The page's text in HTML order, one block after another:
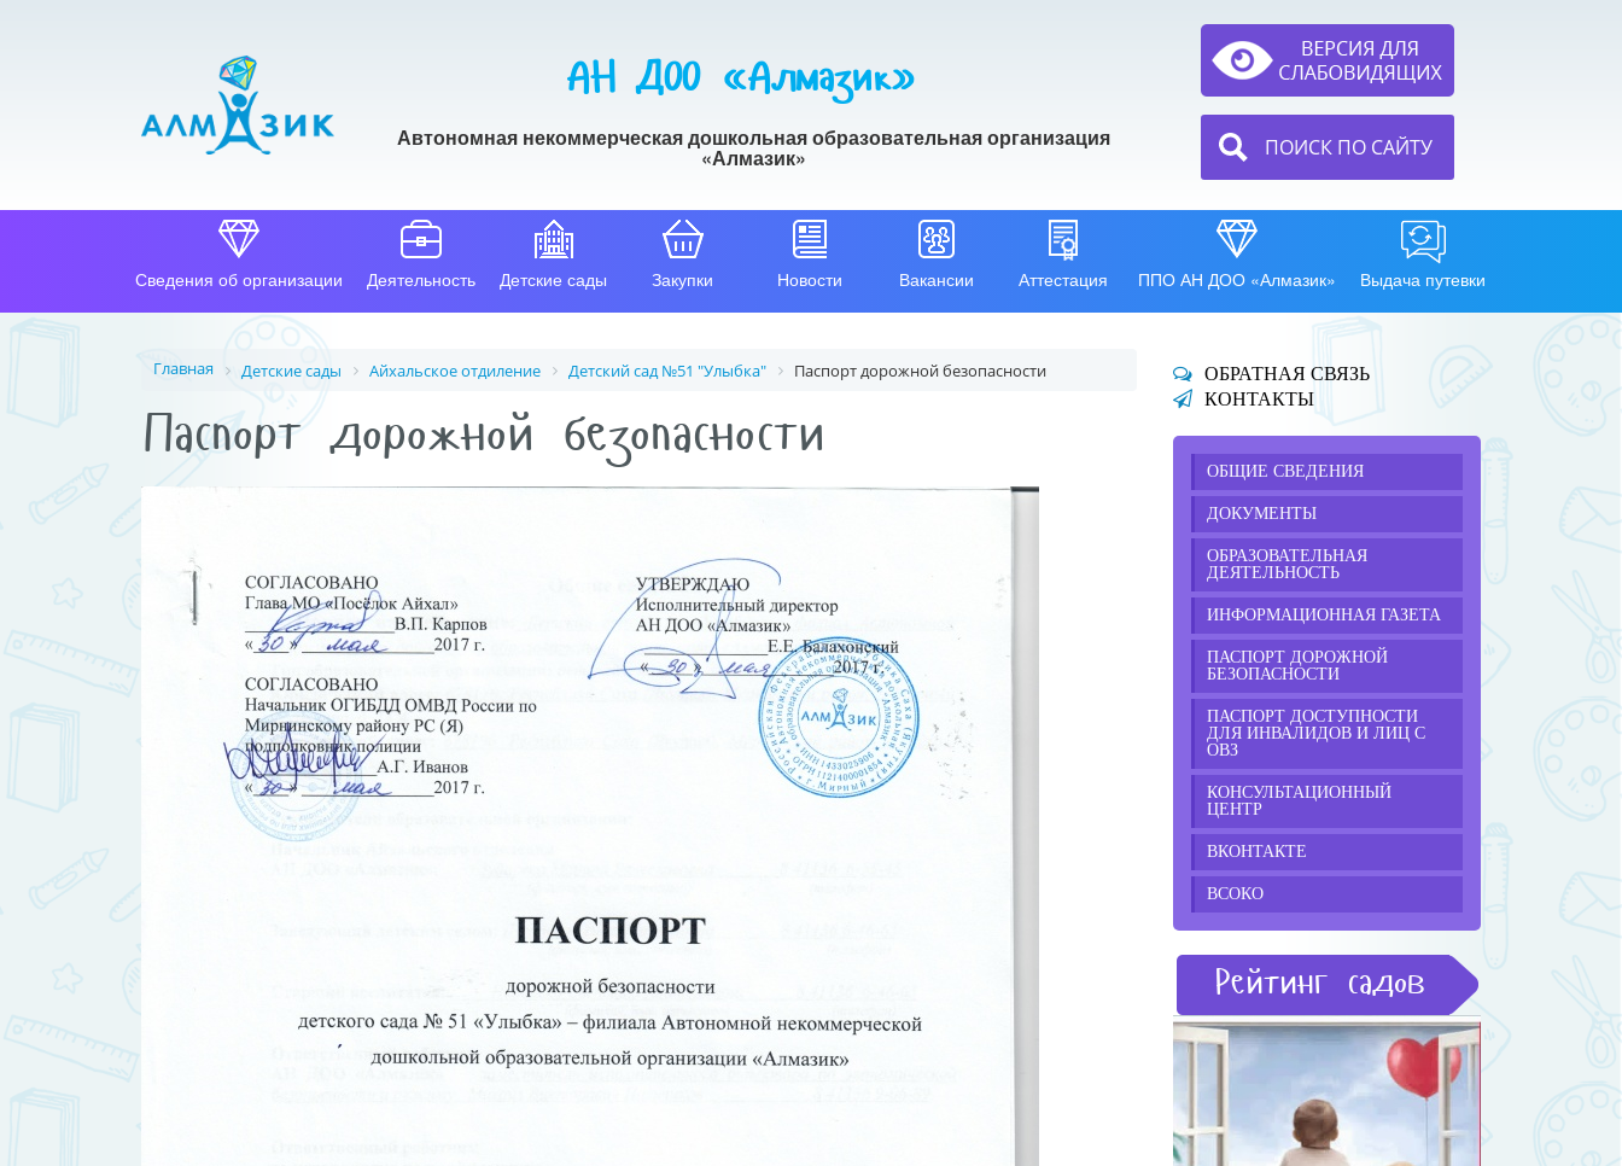
АН ДОО «Алмазик»
Автономная некоммерческая дошкольная образовательная организация
«Алмазик» ПОИСК ПО САЙТУ
Сведения об организации Деятельность Детские сады Закупки Новости Вакансии Аттестация ППО АН ДОО «Алмазик» Выдача путевки
Главная Детские сады Айхальское отдиление Детский сад №51 "Улыбка" Паспорт дорожной безопасности
Паспорт дорожной безопасности
ОБРАТНАЯ СВЯЗЬ
КОНТАКТЫ
ОБЩИЕ СВЕДЕНИЯ
ДОКУМЕНТЫ
ОБРАЗОВАТЕЛЬНАЯ
ДЕЯТЕЛЬНОСТЬ
ИНФОРМАЦИОННАЯ ГАЗЕТА
ПАСПОРТ ДОРОЖНОЙ
БЕЗОПАСНОСТИ
ПАСПОРТ ДОСТУПНОСТИ
ДЛЯ ИНВАЛИДОВ И ЛИЦ С
ОВЗ
КОНСУЛЬТАЦИОННЫЙ
ЦЕНТР
ВКОНТАКТЕ
ВСОКО
Рейтинг садов